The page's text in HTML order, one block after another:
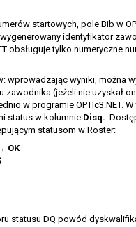
startowych, pole Bib w
identyfikator
obsługuje tylko numeryczne
wprowadzając wyniki, można
zawodnika (jeżeli nie uzyskał
w programie OPTIc3.NET. W
status w kolumnie Disq..
statusom w Roster:
OK
statusu DQ powód